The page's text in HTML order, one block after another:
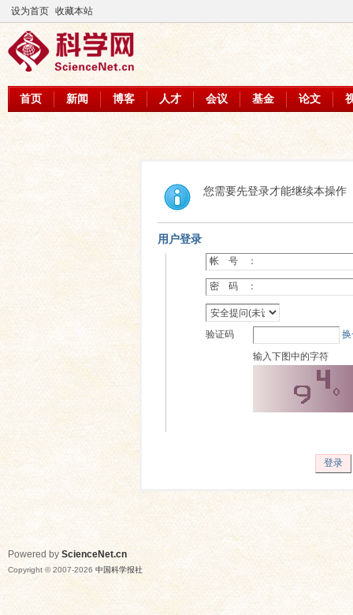
设为首页 收藏本站
首页 新闻 博客 人才 会议 基金 论文
您需要先登录才能继续本操作
用户登录
帐 号 ：
密 码 ：
验证码
输入下图中的字符
登录
Powered by ScienceNet.cn
Copyright © 2007-2026 中国科学报社